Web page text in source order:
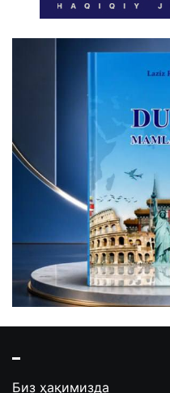
Биз ҳақимизда